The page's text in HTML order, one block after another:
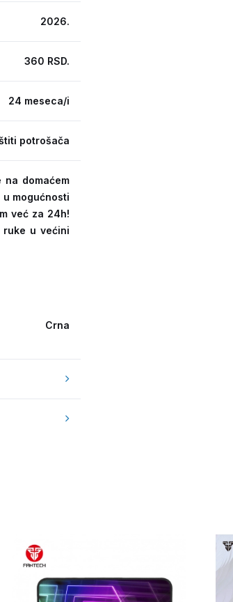
2026.
360 RSD.
24 meseca/i
potrošača
domaćem
mogućnosti
već za 24h!
u većini
Crna